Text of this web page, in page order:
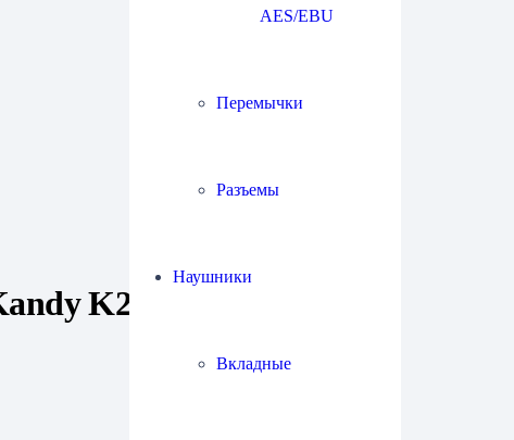
AES/EBU
Перемычки
Разъемы
Наушники
Вкладные
K2 TR5